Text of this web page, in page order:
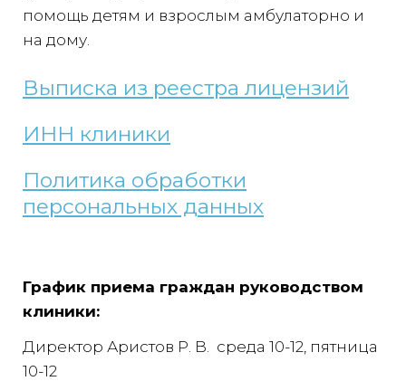
помощь детям и взрослым амбулаторно и
на дому.
Выписка из реестра лицензий
ИНН клиники
Политика обработки
персональных данных
График приема граждан руководством
клиники:
Директор Аристов Р. В. среда 10-12, пятница
10-12